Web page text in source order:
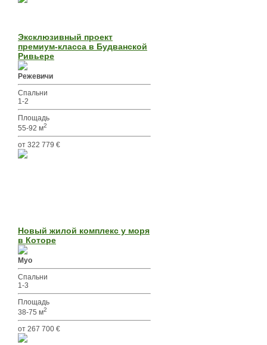
Эксклюзивный проект
премиум-класса в Будванской
Ривьере
Режевичи
Спальни
1-2
Площадь
55-92 м2
от 322 779 €
Новый жилой комплекс у моря
в Которе
Муо
Спальни
1-3
Площадь
38-75 м2
от 267 700 €